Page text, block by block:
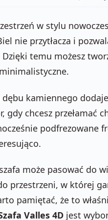
w stylu
nie przytłacza i
temu możesz
dębu kamiennego
gdy chcesz przełamać
podfrezowane
może pasować do
przestrzeni, w której
pamiętać, że to
Valles 4D jest